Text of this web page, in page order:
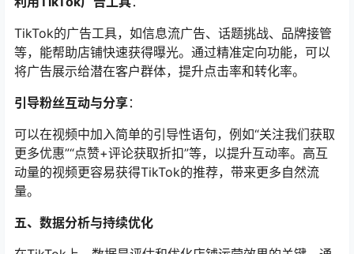
TikTok的广告工具，如信息流广告、话题挑战、品牌接管
等，能帮助店铺快速获得曝光。通过精准定向功能，可以
将广告展示给潜在客户群体，提升点击率和转化率。
引导粉丝互动与分享：
可以在视频中加入简单的引导性语句，例如“关注我们获取
更多优惠”“点赞+评论获取折扣”等，以提升互动率。高互
动量的视频更容易获得TikTok的推荐，带来更多自然流
量。
五、数据分析与持续优化